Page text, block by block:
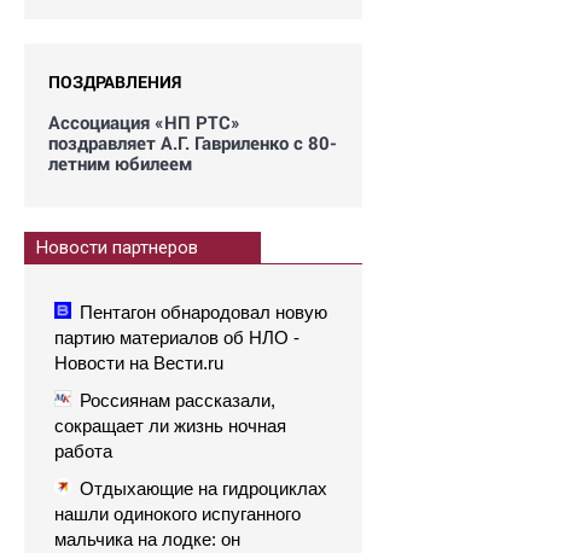
ПОЗДРАВЛЕНИЯ
Ассоциация «НП РТС»
поздравляет А.Г. Гавриленко с 80-
летним юбилеем
Новости партнеров
Пентагон обнародовал новую
партию материалов об НЛО -
Новости на Вести.ru
Россиянам рассказали,
сокращает ли жизнь ночная
работа
Отдыхающие на гидроциклах
нашли одинокого испуганного
мальчика на лодке: он